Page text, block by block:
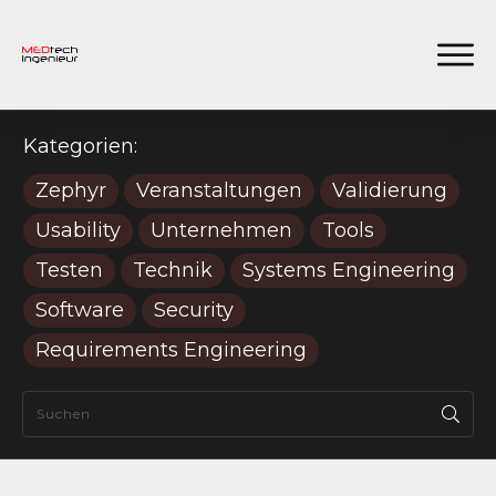
Kategorien:
Zephyr
Veranstaltungen
Validierung
Usability
Unternehmen
Tools
Testen
Technik
Systems Engineering
Software
Security
Requirements Engineering